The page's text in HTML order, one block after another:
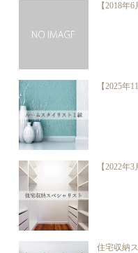
【2018年
【2025年
【2022年
住宅収納